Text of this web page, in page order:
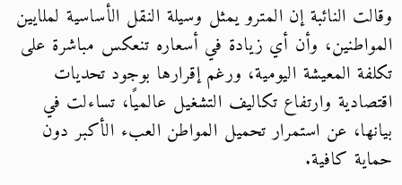
وقالت النائبة إن المترو يمثل وسيلة النقل الأساسية لملايين
المواطنين، وأن أي زيادة في أسعاره تنعكس مباشرة على
تكلفة المعيشة اليومية، ورغم إقرارها بوجود تحديات
اقتصادية وارتفاع تكاليف التشغيل عالميًا، تساءلت في
بيانها، عن استمرار تحميل المواطن العبء الأكبر دون
حماية كافية.